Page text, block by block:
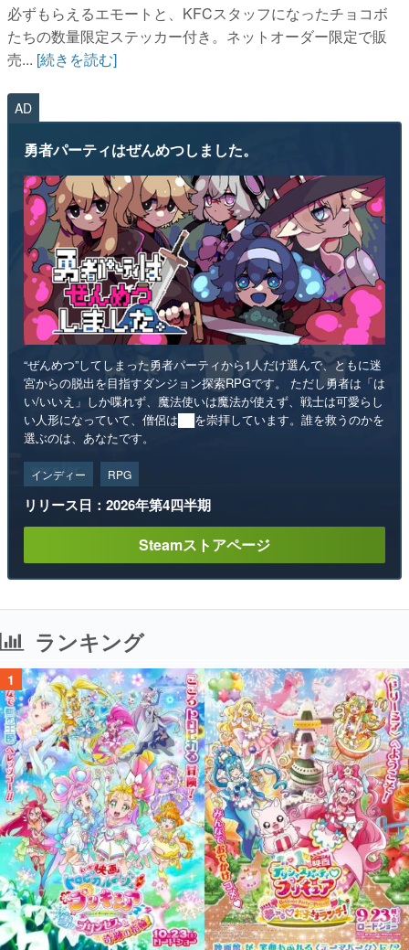
必ずもらえるエモートと、KFCスタッフになったチョコボ
たちの数量限定ステッカー付き。ネットオーダー限定で販
売... [続きを読む]
AD
勇者パーティはぜんめつしました。
“ぜんめつ”してしまった勇者パーティから1人だけ選んで、ともに迷
宮からの脱出を目指すダンジョン探索RPGです。 ただし勇者は「は
い/いいえ」しか喋れず、魔法使いは魔法が使えず、戦士は可愛らし
い人形になっていて、僧侶は██を崇拝しています。誰を救うのかを
選ぶのは、あなたです。
インディー RPG
リリース日：2026年第4四半期
Steamストアページ
ランキング
1